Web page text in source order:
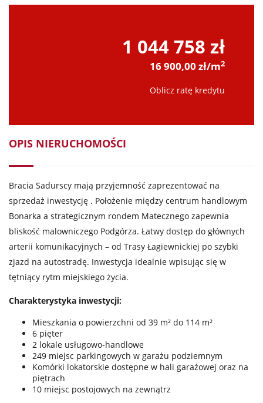
1 044 758 zł
16 900,00 zł/m2
Oblicz ratę kredytu
OPIS NIERUCHOMOŚCI
Bracia Sadurscy mają przyjemność zaprezentować na
sprzedaż inwestycję . Położenie między centrum handlowym
Bonarka a strategicznym rondem Matecznego zapewnia
bliskość malowniczego Podgórza. Łatwy dostęp do głównych
arterii komunikacyjnych – od Trasy Łagiewnickiej po szybki
zjazd na autostradę. Inwestycja idealnie wpisując się w
tętniący rytm miejskiego życia.
Charakterystyka inwestycji:
Mieszkania o powierzchni od 39 m² do 114 m²
6 pięter
2 lokale usługowo-handlowe
249 miejsc parkingowych w garażu podziemnym
Komórki lokatorskie dostępne w hali garażowej oraz na
piętrach
10 miejsc postojowych na zewnątrz